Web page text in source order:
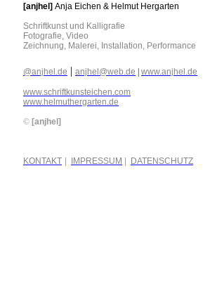
[anjhel] Anja Eichen & Helmut Hergarten
Schriftkunst und Kalligrafie
Fotografie, Video
Zeichnung, Malerei, Installation, Performance
@anjhel.de | anjhel@web.de www.anjhel.de
www.schriftkunsteichen.com
www.helmuthergarten.de
© [anjhel]
KONTAKT IMPRESSUM DATENSCHUTZ